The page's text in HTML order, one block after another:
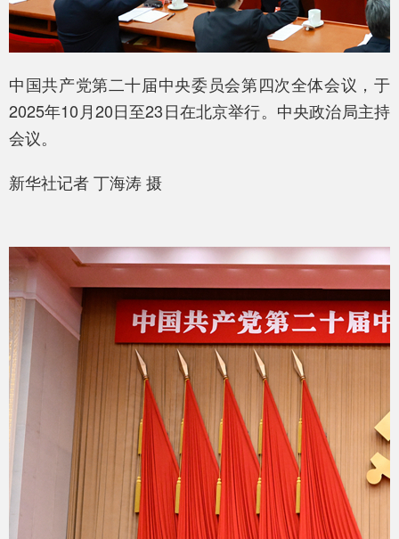
中国共产党第二十届中央委员会第四次全体会议，于
2025年10月20日至23日在北京举行。中央政治局主持
会议。
新华社记者 丁海涛 摄